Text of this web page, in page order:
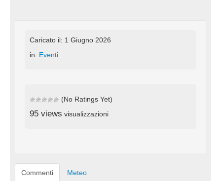
Caricato il: 1 Giugno 2026
in: Eventi
(No Ratings Yet)
95 views visualizzazioni
Commenti Meteo